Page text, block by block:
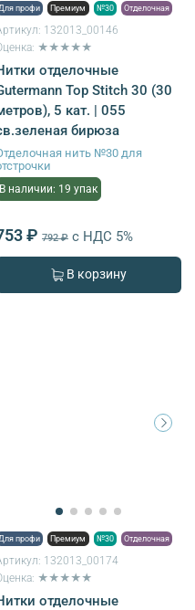
Для профи Премиум №30 Отделочная
132013_00146
★★★★★
отделочные
Top Stitch 30 (30
5 кат. | 055
бирюза
нить №30 для
В наличии: 19 упак
₽ 792 ₽ с НДС 5%
В корзину
Для профи Премиум №30 Отделочная
132013_00174
★★★★★
отделочные